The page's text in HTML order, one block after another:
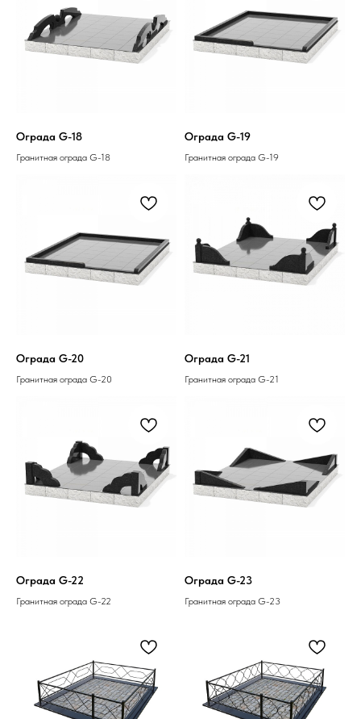
Ограда G-18
Гранитная ограда G-18
Ограда G-19
Гранитная ограда G-19
Ограда G-20
Гранитная ограда G-20
Ограда G-21
Гранитная ограда G-21
Ограда G-22
Гранитная ограда G-22
Ограда G-23
Гранитная ограда G-23